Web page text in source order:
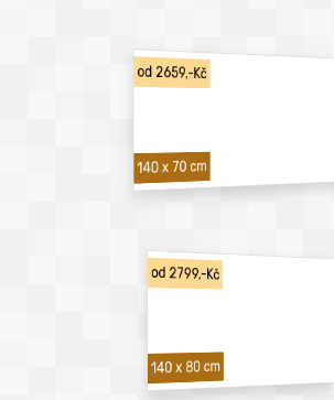
od 2659,-Kč
140 x 70 cm
od 2799,-Kč
140 x 80 cm